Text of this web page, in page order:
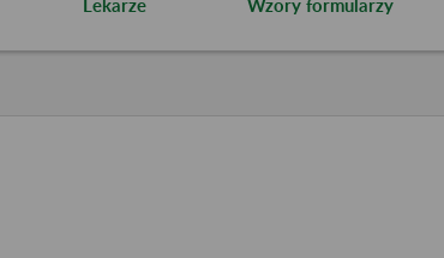
Lekarze Wzory formularzy